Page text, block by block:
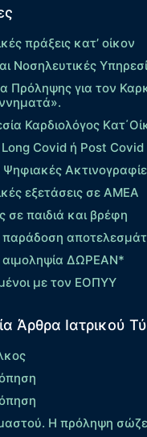
πράξεις κατ’ οίκον
Νοσηλευτικές
Πρόληψης για τον
Καρδιολόγος
Covid ή Post Covid
Ψηφιακές
εξετάσεις σε ΑΜΕΑ
σε παιδιά και βρέφη
παράδοση
αιμοληψία ΔΩΡΕΑΝ*
με τον ΕΟΠΥΥ
Άρθρα Ιατρικού
Η πρόληψη